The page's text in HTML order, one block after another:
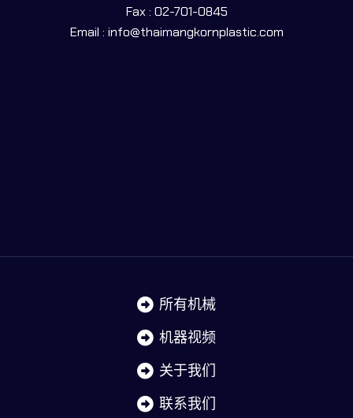
Fax : 02-701-0845
Email : info@thaimangkornplastic.com
所有机械
机器视频
关于我们
联系我们